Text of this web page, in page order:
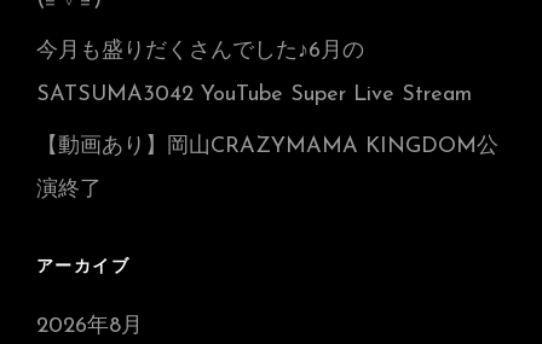
今月も盛りだくさんでした♪6月の
SATSUMA3042 YouTube Super Live Stream
【動画あり】岡山CRAZYMAMA KINGDOM公
演終了
アーカイブ
2026年8月